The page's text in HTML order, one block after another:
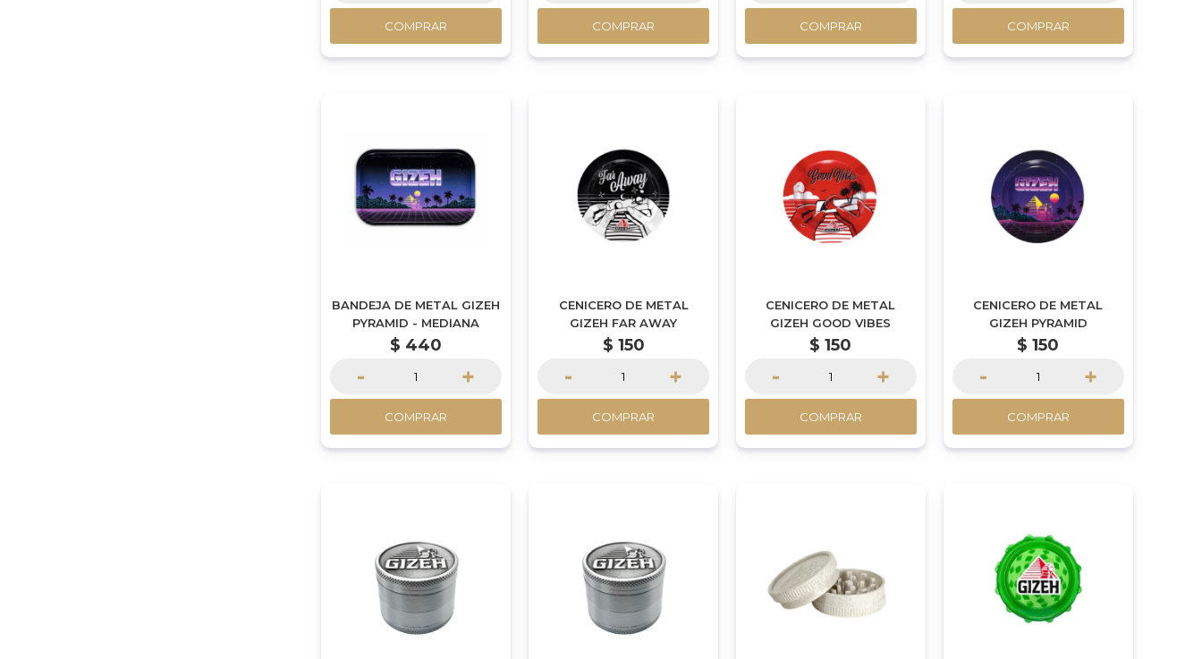
COMPRAR COMPRAR COMPRAR COMPRAR
BANDEJA DE METAL GIZEH
PYRAMID - MEDIANA
$ 440
- +
COMPRAR
CENICERO DE METAL
GIZEH FAR AWAY
$ 150
- +
COMPRAR
CENICERO DE METAL
GIZEH GOOD VIBES
$ 150
- +
COMPRAR
CENICERO DE METAL
GIZEH PYRAMID
$ 150
- +
COMPRAR